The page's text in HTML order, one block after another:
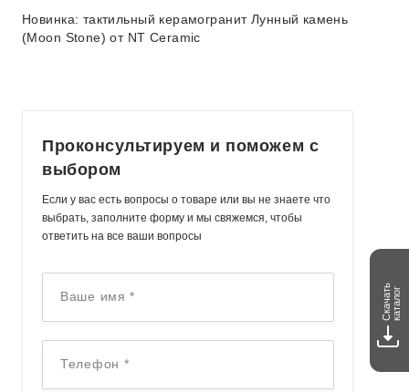
Новинка: тактильный керамогранит Лунный камень
(Moon Stone) от NT Ceramic
Проконсультируем и поможем с
выбором
Если у вас есть вопросы о товаре или вы не знаете что
выбрать, заполните форму и мы свяжемся, чтобы
ответить на все ваши вопросы
Ваше имя*
Телефон *
Скачатькаталог